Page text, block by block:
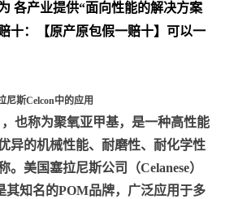
各产业提供“面向性能的解决方案
十：【原产原包假一赔十】可以一
尼斯Celcon中的应用
，也称为聚氧亚甲基，是一种高性能
异的机械性能、耐磨性、耐化学性
。美国塞拉尼斯公司（Celanese）
其知名的POM品牌，广泛应用于多